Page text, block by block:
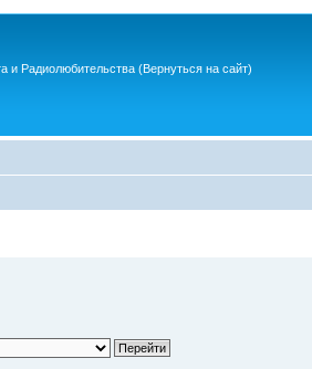
и Радиолюбительства (Вернуться на сайт)